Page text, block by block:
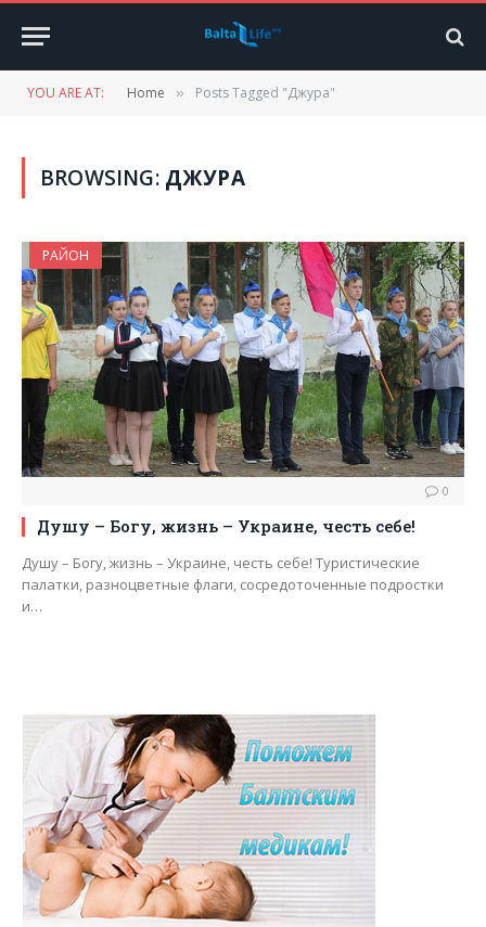
YOU ARE AT: Home » Posts Tagged "Джура"
BROWSING: ДЖУРА
РАЙОН
0
Душу – Богу, жизнь – Украине, честь себе!
Душу – Богу, жизнь – Украине, честь себе! Туристические
палатки, разноцветные флаги, сосредоточенные подростки
и…